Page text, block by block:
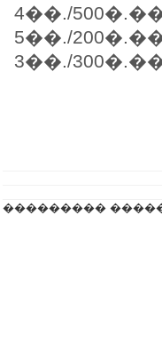
4��./
5��./
3��./
���������